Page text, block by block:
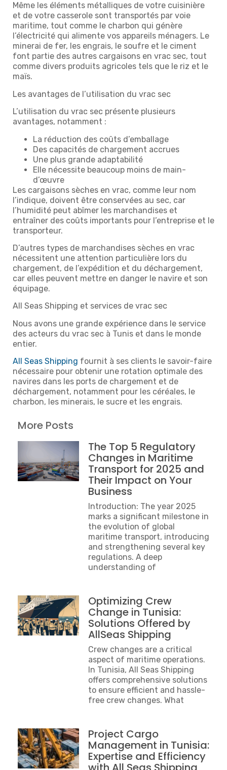
Même les éléments métalliques de votre cuisinière
et de votre casserole sont transportés par voie
maritime, tout comme le charbon qui génère
l’électricité qui alimente vos appareils ménagers. Le
minerai de fer, les engrais, le soufre et le ciment
font partie des autres cargaisons en vrac sec, tout
comme divers produits agricoles tels que le riz et le
maïs.
Les avantages de l’utilisation du vrac sec
L’utilisation du vrac sec présente plusieurs
avantages, notamment :
La réduction des coûts d’emballage
Des capacités de chargement accrues
Une plus grande adaptabilité
Elle nécessite beaucoup moins de main-
d’œuvre
Les cargaisons sèches en vrac, comme leur nom
l’indique, doivent être conservées au sec, car
l’humidité peut abîmer les marchandises et
entraîner des coûts importants pour l’entreprise et le
transporteur.
D’autres types de marchandises sèches en vrac
nécessitent une attention particulière lors du
chargement, de l’expédition et du déchargement,
car elles peuvent mettre en danger le navire et son
équipage.
All Seas Shipping et services de vrac sec
Nous avons une grande expérience dans le service
des acteurs du vrac sec à Tunis et dans le monde
entier.
All Seas Shipping fournit à ses clients le savoir-faire
nécessaire pour obtenir une rotation optimale des
navires dans les ports de chargement et de
déchargement, notamment pour les céréales, le
charbon, les minerais, le sucre et les engrais.
More Posts
The Top 5 Regulatory
Changes in Maritime
Transport for 2025 and
Their Impact on Your
Business
Introduction: The year 2025
marks a significant milestone in
the evolution of global
maritime transport, introducing
and strengthening several key
regulations. A deep
understanding of
Optimizing Crew
Change in Tunisia:
Solutions Offered by
AllSeas Shipping
Crew changes are a critical
aspect of maritime operations.
In Tunisia, All Seas Shipping
offers comprehensive solutions
to ensure efficient and hassle-
free crew changes. What
Project Cargo
Management in Tunisia:
Expertise and Efficiency